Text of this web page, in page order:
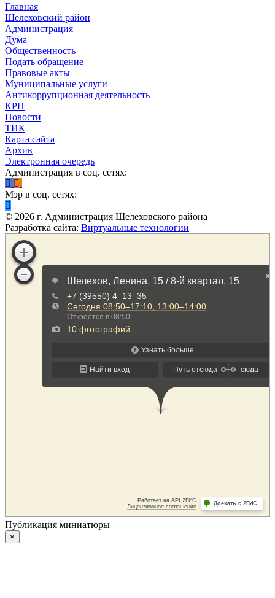
Главная
Шелеховский район
Администрация
Дума
Общественность
Подать обращение
Правовые акты
Муниципальные услуги
Антикоррупционная деятельность
КРП
Новости
ТИК
Карта сайта
Архив
Электронная очередь
Администрация в соц. сетях:
Мэр в соц. сетях:
© 2026 г. Администрация Шелеховского района
Разработка сайта: Виртуальные технологии
Публикация миниатюры
×